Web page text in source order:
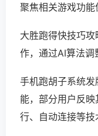
聚焦相关游戏功能
大胜跑得快技巧
作，通过AI算法调
手机跑胡子系统发
能，部分用户反映
行、自动连接等技